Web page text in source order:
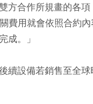
方合作所規畫的各
費用就會依照合約
成。」
續設備若銷售至全